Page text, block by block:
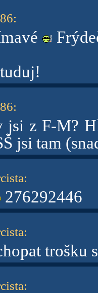
:
:
jsi z F-M?
jsi tam
:
276292446
:
trošku
: